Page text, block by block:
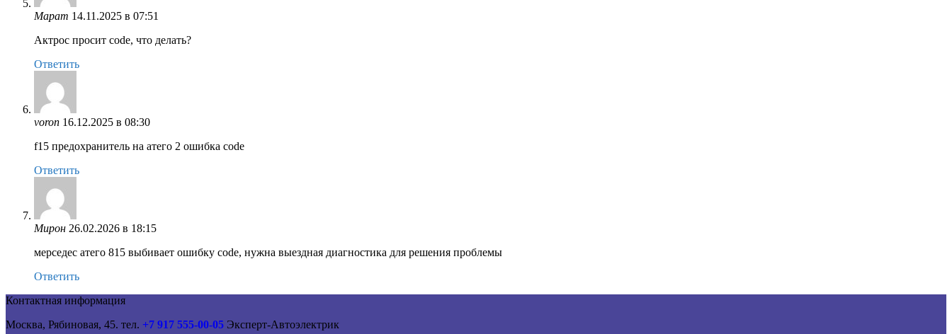
Марат 14.11.2025 в 07:51
Актрос просит code, что делать?
Ответить
voron 16.12.2025 в 08:30
f15 предохранитель на атего 2 ошибка code
Ответить
Мирон 26.02.2026 в 18:15
мерседес атего 815 выбивает ошибку code, нужна выездная диагностика для решения проблемы
Ответить
Контактная информация
Москва, Рябиновая, 45. тел. +7 917 555-00-05 Эксперт-Автоэлектрик